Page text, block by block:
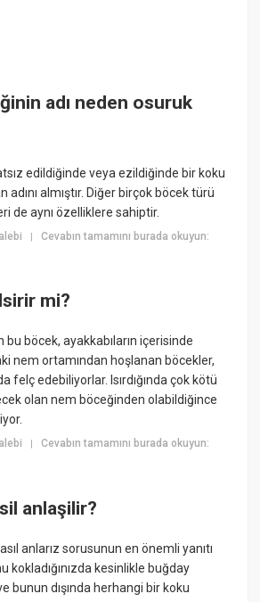
adı neden osuruk
edildiğinde veya ezildiğinde bir koku
adını almıştır. Diğer birçok böcek türü
de aynı özelliklere sahiptir.
|Cevabın tamamını burada okuyun:
mi?
bu böcek, ayakkabıların içerisinde
nem ortamından hoşlanan böcekler,
felç edebiliyorlar. Isırdığında çok kötü
olan nem böceğinden olabildiğince
|Cevabın tamamını burada okuyun:
anlaşilir?
anlarız sorusunun en önemli yanıtı
kokladığınızda kesinlikle buğday
bunun dışında herhangi bir koku